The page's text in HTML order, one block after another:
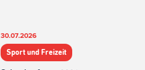
30.07.2026
Sport und Freizeit